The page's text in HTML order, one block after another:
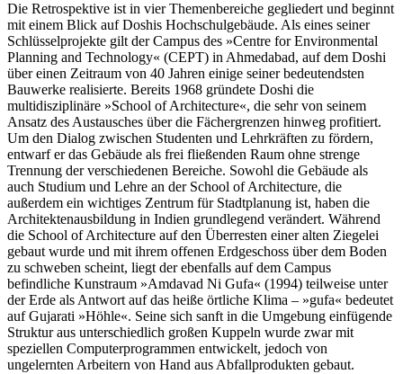
Die Retrospektive ist in vier Themenbereiche gegliedert und beginnt
mit einem Blick auf Doshis Hochschulgebäude. Als eines seiner
Schlüsselprojekte gilt der Campus des »Centre for Environmental
Planning and Technology« (CEPT) in Ahmedabad, auf dem Doshi
über einen Zeitraum von 40 Jahren einige seiner bedeutendsten
Bauwerke realisierte. Bereits 1968 gründete Doshi die
multidisziplinäre »School of Architecture«, die sehr von seinem
Ansatz des Austausches über die Fächergrenzen hinweg profitiert.
Um den Dialog zwischen Studenten und Lehrkräften zu fördern,
entwarf er das Gebäude als frei fließenden Raum ohne strenge
Trennung der verschiedenen Bereiche. Sowohl die Gebäude als
auch Studium und Lehre an der School of Architecture, die
außerdem ein wichtiges Zentrum für Stadtplanung ist, haben die
Architektenausbildung in Indien grundlegend verändert. Während
die School of Architecture auf den Überresten einer alten Ziegelei
gebaut wurde und mit ihrem offenen Erdgeschoss über dem Boden
zu schweben scheint, liegt der ebenfalls auf dem Campus
befindliche Kunstraum »Amdavad Ni Gufa« (1994) teilweise unter
der Erde als Antwort auf das heiße örtliche Klima – »gufa« bedeutet
auf Gujarati »Höhle«. Seine sich sanft in die Umgebung einfügende
Struktur aus unterschiedlich großen Kuppeln wurde zwar mit
speziellen Computerprogrammen entwickelt, jedoch von
ungelernten Arbeitern von Hand aus Abfallprodukten gebaut.